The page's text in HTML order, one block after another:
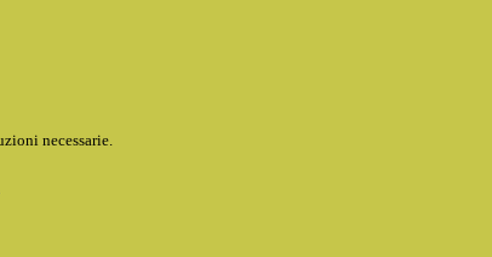
necessarie.